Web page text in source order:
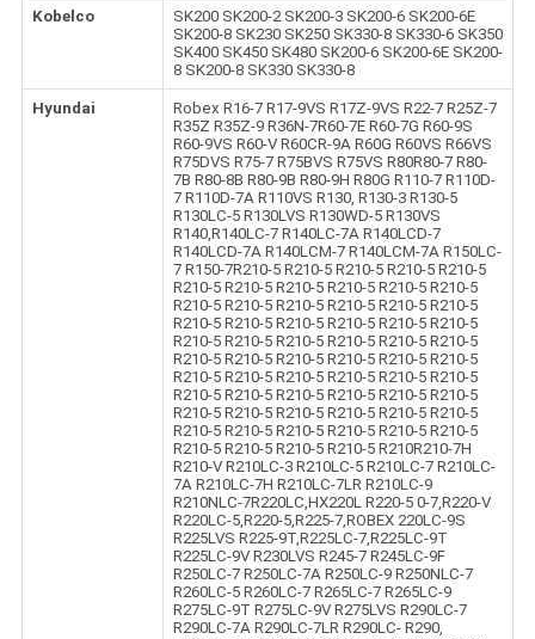
Kobelco
SK200 SK200-2 SK200-3 SK200-6 SK200-6E
SK200-8 SK230 SK250 SK330-8 SK330-6 SK350
SK400 SK450 SK480 SK200-6 SK200-6E SK200-
8 SK200-8 SK330 SK330-8
Hyundai
Robex R16-7 R17-9VS R17Z-9VS R22-7 R25Z-7
R35Z R35Z-9 R36N-7R60-7E R60-7G R60-9S
R60-9VS R60-V R60CR-9A R60G R60VS R66VS
R75DVS R75-7 R75BVS R75VS R80R80-7 R80-
7B R80-8B R80-9B R80-9H R80G R110-7 R110D-
7 R110D-7A R110VS R130, R130-3 R130-5
R130LC-5 R130LVS R130WD-5 R130VS
R140,R140LC-7 R140LC-7A R140LCD-7
R140LCD-7A R140LCM-7 R140LCM-7A R150LC-
7 R150-7R210-5 R210-5 R210-5 R210-5 R210-5
R210-5 R210-5 R210-5 R210-5 R210-5 R210-5
R210-5 R210-5 R210-5 R210-5 R210-5 R210-5
R210-5 R210-5 R210-5 R210-5 R210-5 R210-5
R210-5 R210-5 R210-5 R210-5 R210-5 R210-5
R210-5 R210-5 R210-5 R210-5 R210-5 R210-5
R210-5 R210-5 R210-5 R210-5 R210-5 R210-5
R210-5 R210-5 R210-5 R210-5 R210-5 R210-5
R210-5 R210-5 R210-5 R210-5 R210-5 R210-5
R210-5 R210-5 R210-5 R210-5 R210-5 R210-5
R210-5 R210-5 R210-5 R210-5 R210R210-7H
R210-V R210LC-3 R210LC-5 R210LC-7 R210LC-
7A R210LC-7H R210LC-7LR R210LC-9
R210NLC-7R220LC,HX220L R220-5 0-7,R220-V
R220LC-5,R220-5,R225-7,ROBEX 220LC-9S
R225LVS R225-9T,R225LC-7,R225LC-9T
R225LC-9V R230LVS R245-7 R245LC-9F
R250LC-7 R250LC-7A R250LC-9 R250NLC-7
R260LC-5 R260LC-7 R265LC-7 R265LC-9
R275LC-9T R275LC-9V R275LVS R290LC-7
R290LC-7A R290LC-7LR R290LC- R290,